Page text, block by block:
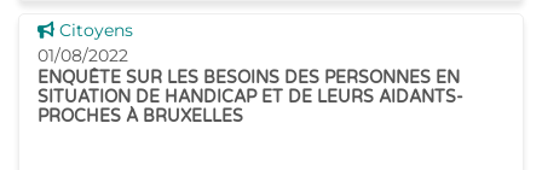
de parrainage, et de les
accompagner tout au long du
Voir cette news
Citoyens
01/08/2022
ENQUÊTE SUR LES BESOINS DES PERSONNES EN
SITUATION DE HANDICAP ET DE LEURS AIDANTS-
PROCHES À BRUXELLES